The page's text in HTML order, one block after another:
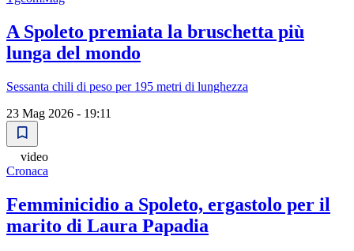
A Spoleto premiata la bruschetta più
lunga del mondo
Sessanta chili di peso per 195 metri di lunghezza
23 Mag 2026 - 19:11
video
Cronaca
Femminicidio a Spoleto, ergastolo per il
marito di Laura Papadia